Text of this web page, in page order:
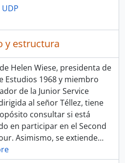
y estructura
Helen Wiese, presidenta de
Estudios 1968 y miembro
de la Junior Service
al señor Téllez, tiene
consultar si está
en participar en el Second
Asimismo, se extiende…